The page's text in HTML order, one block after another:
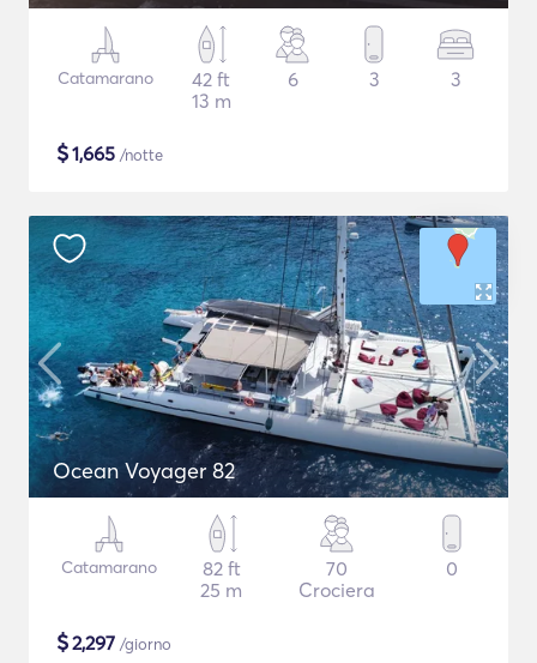
Catamarano
42 ft
13 m
6 3 3
$1,665 /notte
Ocean Voyager 82
Catamarano
82 ft
25 m
70
Crociera
0
$2,297 /giorno